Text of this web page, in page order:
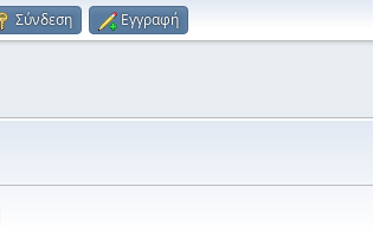
Σύνδεση Εγγραφή